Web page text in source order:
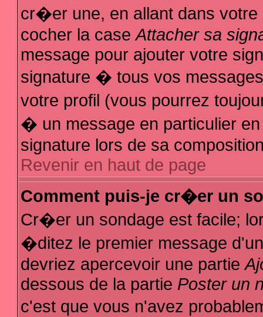
cr�er une, en allant dans
cocher la caseAttacher sa
message pour ajouter votre
signature � tous vos
votre profil (vous pourrez
� un message en particulier
signature lors de sa
Revenir en haut de page
Comment puis-je cr�er un
Cr�er un sondage est facile;
�ditez le premier message
devriez apercevoir une partie
dessous de la partie Poster un
c'est que vous n'avez